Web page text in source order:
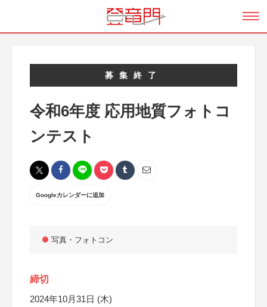
募集終了
令和6年度 応用地質フォトコ
ンテスト
Googleカレンダーに追加
写真・フォトコン
締切
2024年10月31日 (木)